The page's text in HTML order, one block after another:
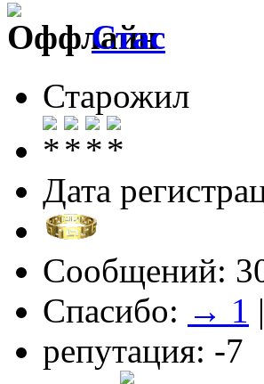
Стас
Старожил
Дата
Сообщений:
Спасибо: → 1 |
репутация: -7